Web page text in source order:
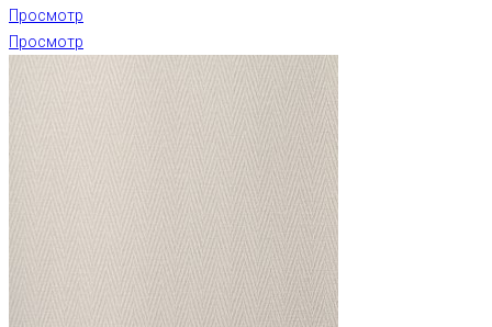
Просмотр
Просмотр